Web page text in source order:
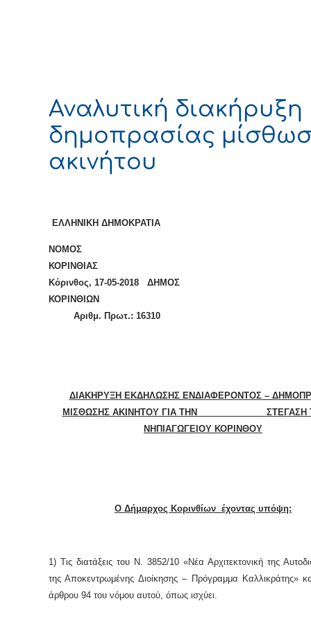
Αναλυτική διακήρυξη
δημοπρασίας
ακινήτου
ΕΛΛΗΝΙΚΗ ΔΗΜΟΚΡΑΤΙΑ
ΝΟΜΟΣ
Κόρινθος, 17-05-2018 ΔΗΜΟΣ
ΚΟΡΙΝΘΙΩΝ
Αριθμ. Πρωτ.: 16310
ΔΙΑΚΗΡΥΞΗ ΕΚΔΗΛΩΣΗΣ ΕΝΔΙΑΦΕΡΟΝΤΟΣ –
ΜΙΣΘΩΣΗΣ ΑΚΙΝΗΤΟΥ ΓΙΑ ΤΗΝ ΣΤΕΓΑΣΗ
ΝΗΠΙΑΓΩΓΕΙΟΥ ΚΟΡΙΝΘΟΥ
Ο Δήμαρχος Κορινθίων έχοντας υπόψη:
1) Τις διατάξεις του Ν. 3852/10 «Νέα Αρχιτεκτονική της
της Αποκεντρωμένης Διοίκησης – Πρόγραμμα Καλλικράτης»
άρθρου 94 του νόμου αυτού, όπως ισχύει.